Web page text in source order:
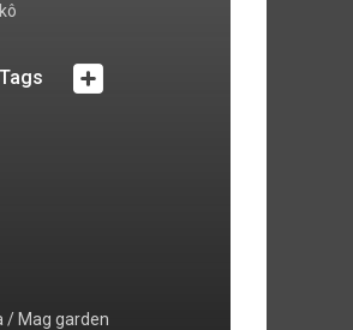
/ Mag garden